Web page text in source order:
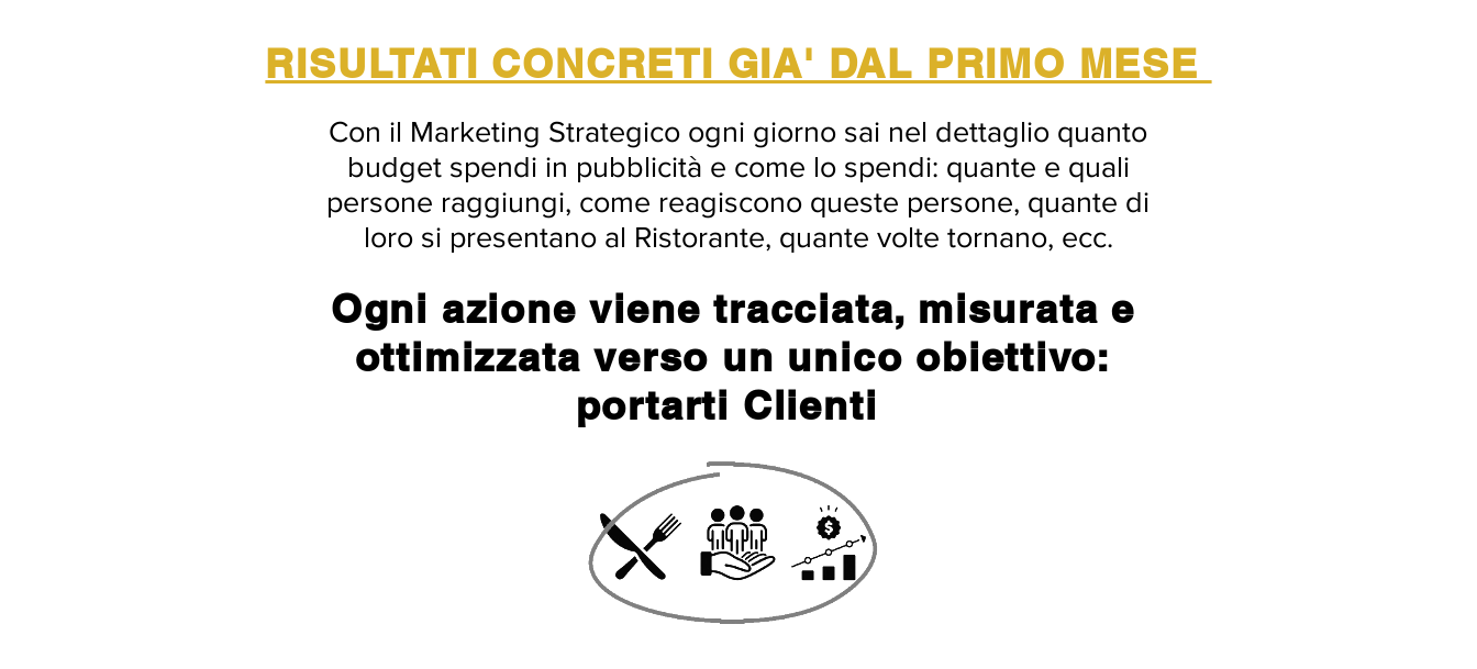
RISULTATI CONCRETI GIA' DAL PRIMO MESE
Con il Marketing Strategico ogni giorno sai nel dettaglio quanto
budget spendi in pubblicità e come lo spendi: quante e quali
persone raggiungi, come reagiscono queste persone, quante di
loro si presentano al Ristorante, quante volte tornano, ecc.
Ogni azione viene tracciata, misurata e
ottimizzata verso un unico obiettivo:
portarti Clienti